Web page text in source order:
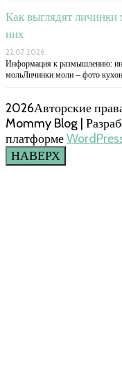
Как выглядят личинки
них
22.07.2026
Информация к размышлению:
мольЛичинки моли – фото
2026Авторские
Mommy Blog |
платформе
НАВЕРХ